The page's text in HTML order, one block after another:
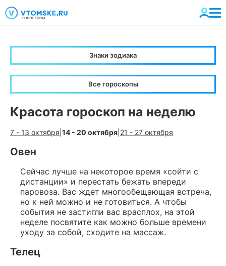
Знаки зодиака
Красота гороскоп на неделю
7 - 13 октября 14 - 20 октября 21 - 27 октября
Овен
Сейчас лучше на некоторое время «сойти с
дистанции» и перестать бежать впереди
паровоза. Вас ждет многообещающая встреча,
но к ней можно и не готовиться. А чтобы
события не застигли вас врасплох, на этой
неделе посвятите как можно больше времени
уходу за собой, сходите на массаж.
Телец
Все гороскопы